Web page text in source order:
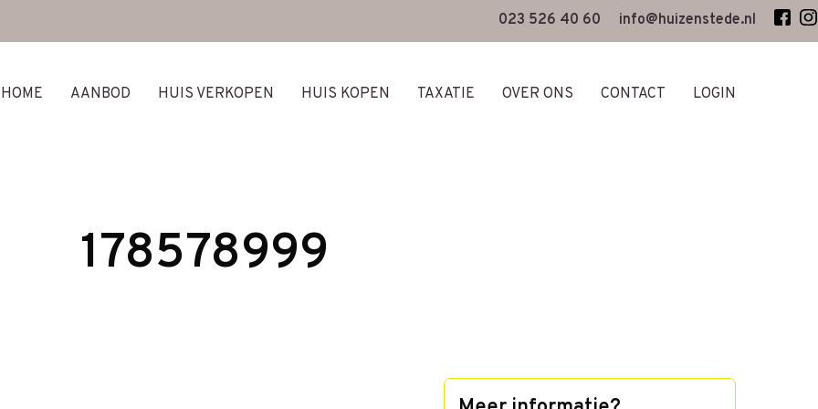
023 526 40 60 info@huizenstede.nl
HOME AANBOD HUIS VERKOPEN HUIS KOPEN TAXATIE OVER ONS CONTACT LOGIN
178578999